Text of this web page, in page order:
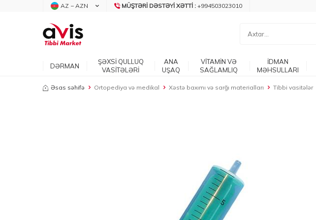
AZ − AZN MÜŞTƏRI DƏSTƏYI XƏTTI : +994503023010
DƏRMAN
ŞƏXSİ QULLUQ
VASİTƏLƏRİ
ANA
UŞAQ
VİTAMİN VƏ
SAĞLAMLIQ
İDMAN
MƏHSULLARI
Əsas səhifə Ortopediya və medikal Xəstə baxımı və sarğı materialları Tibbi vasitələr